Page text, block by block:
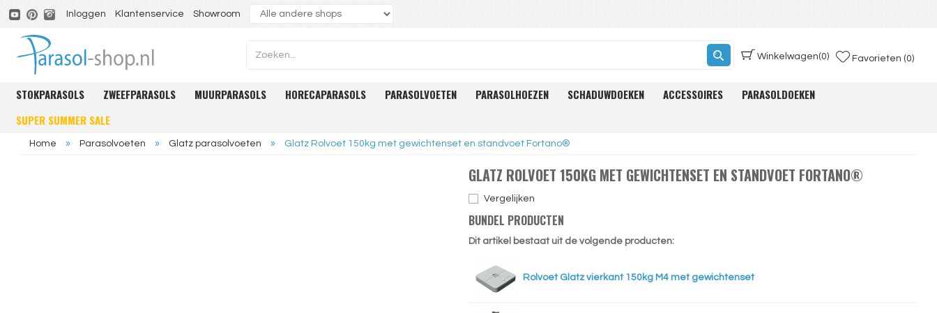
Inloggen Klantenservice Showroom
Winkelwagen(0) Favorieten (0)
STOKPARASOLS ZWEEFPARASOLS MUURPARASOLS HORECAPARASOLS PARASOLVOETEN PARASOLHOEZEN SCHADUWDOEKEN ACCESSOIRES
PARASOLDOEKEN
SUPER SUMMER SALE
Home » Parasolvoeten » Glatz parasolvoeten » Glatz Rolvoet 150kg met gewichtenset en standvoet Fortano®
GLATZ ROLVOET 150KG MET GEWICHTENSET EN STANDVOET FORTANO®
Vergelijken
BUNDEL PRODUCTEN
Dit artikel bestaat uit de volgende producten:
Rolvoet Glatz vierkant 150kg M4 met gewichtenset